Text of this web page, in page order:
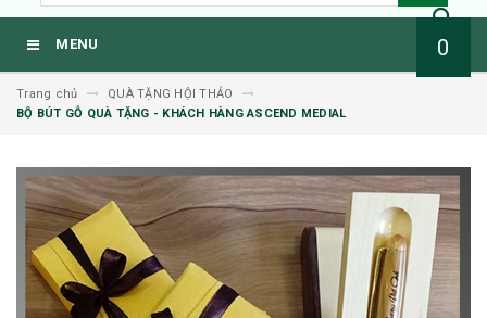
MENU 0
Trang chủ
QUÀ TẶNG HỘI THẢO
BỘ BÚT GỖ QUÀ TẶNG - KHÁCH HÀNG ASCEND MEDIAL